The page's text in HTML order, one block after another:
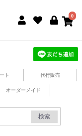
0
ト 代行販売
オーダーメイド
検索